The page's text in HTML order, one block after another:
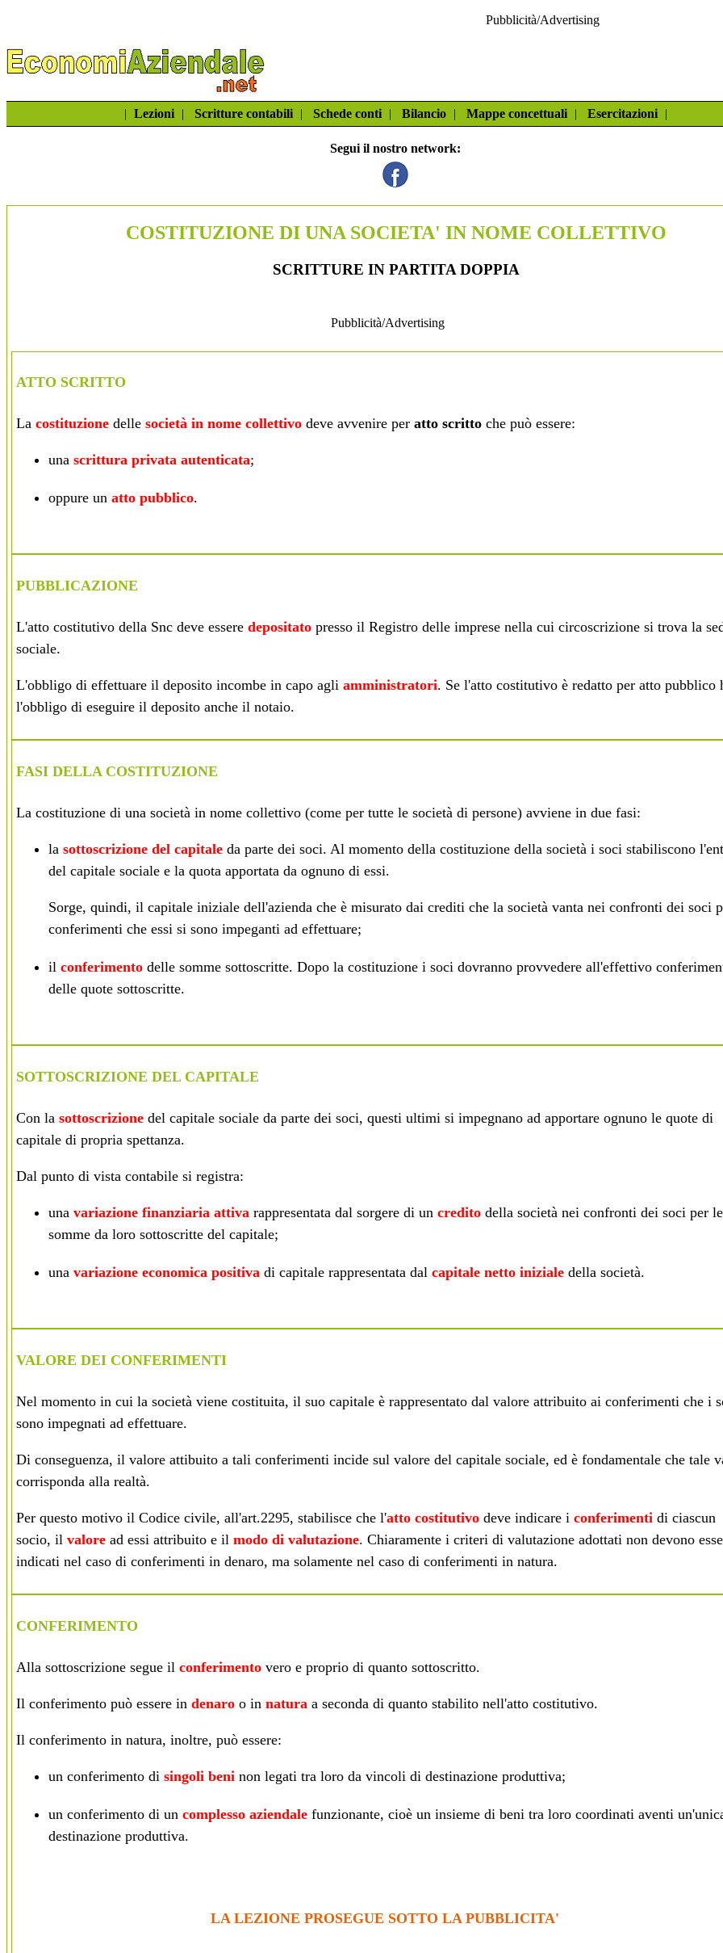
Pubblicità/Advertising
| Lezioni | Scritture contabili | Schede conti | Bilancio | Mappe concettuali | Esercitazioni |
Segui il nostro network:
COSTITUZIONE DI UNA SOCIETA' IN NOME COLLETTIVO
SCRITTURE IN PARTITA DOPPIA
Pubblicità/Advertising
ATTO SCRITTO
La costituzione delle società in nome collettivo deve avvenire per atto scritto che può essere:
una scrittura privata autenticata;
oppure un atto pubblico.
PUBBLICAZIONE
L'atto costitutivo della Snc deve essere depositato presso il Registro delle imprese nella cui circoscrizione si trova la
sociale.
L'obbligo di effettuare il deposito incombe in capo agli amministratori. Se l'atto costitutivo è redatto per atto pubblico
l'obbligo di eseguire il deposito anche il notaio.
FASI DELLA COSTITUZIONE
La costituzione di una società in nome collettivo (come per tutte le società di persone) avviene in due fasi:
la sottoscrizione del capitale da parte dei soci. Al momento della costituzione della società i soci stabiliscono
del capitale sociale e la quota apportata da ognuno di essi.
Sorge, quindi, il capitale iniziale dell'azienda che è misurato dai crediti che la società vanta nei confronti dei soci
conferimenti che essi si sono impeganti ad effettuare;
il conferimento delle somme sottoscritte. Dopo la costituzione i soci dovranno provvedere all'effettivo
delle quote sottoscritte.
SOTTOSCRIZIONE DEL CAPITALE
Con la sottoscrizione del capitale sociale da parte dei soci, questi ultimi si impegnano ad apportare ognuno le quote di
capitale di propria spettanza.
Dal punto di vista contabile si registra:
una variazione finanziaria attiva rappresentata dal sorgere di un credito della società nei confronti dei soci per le
somme da loro sottoscritte del capitale;
una variazione economica positiva di capitale rappresentata dal capitale netto iniziale della società.
VALORE DEI CONFERIMENTI
Nel momento in cui la società viene costituita, il suo capitale è rappresentato dal valore attribuito ai conferimenti che i
sono impegnati ad effettuare.
Di conseguenza, il valore attibuito a tali conferimenti incide sul valore del capitale sociale, ed è fondamentale che tale
corrisponda alla realtà.
Per questo motivo il Codice civile, all'art.2295, stabilisce che l'atto costitutivo deve indicare i conferimenti di ciascun
socio, il valore ad essi attribuito e il modo di valutazione. Chiaramente i criteri di valutazione adottati non devono
indicati nel caso di conferimenti in denaro, ma solamente nel caso di conferimenti in natura.
CONFERIMENTO
Alla sottoscrizione segue il conferimento vero e proprio di quanto sottoscritto.
Il conferimento può essere in denaro o in natura a seconda di quanto stabilito nell'atto costitutivo.
Il conferimento in natura, inoltre, può essere:
un conferimento di singoli beni non legati tra loro da vincoli di destinazione produttiva;
un conferimento di un complesso aziendale funzionante, cioè un insieme di beni tra loro coordinati aventi
destinazione produttiva.
LA LEZIONE PROSEGUE SOTTO LA PUBBLICITA'